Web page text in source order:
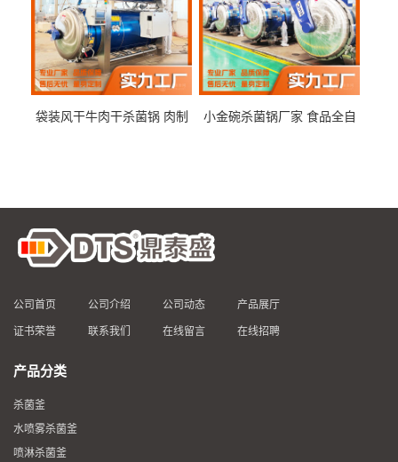
袋装风干牛肉干杀菌锅 肉制
小金碗杀菌锅厂家 食品全自
公司首页 公司介绍 公司动态 产品展厅
证书荣誉 联系我们 在线留言 在线招聘
产品分类
杀菌釜
水喷雾杀菌釜
喷淋杀菌釜